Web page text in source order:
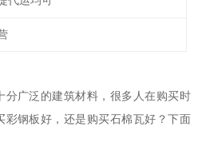
分广泛的建筑材料，很多人在购买时
彩钢板好，还是购买石棉瓦好？下面